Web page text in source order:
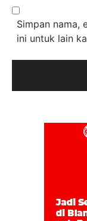
Simpan nama,
ini untuk lain